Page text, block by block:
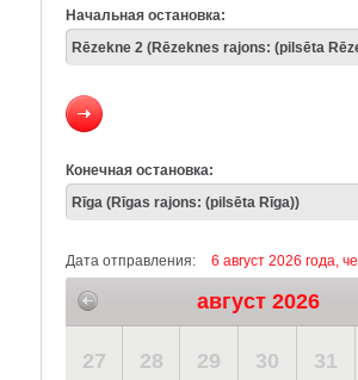
Начальная остановка:
Конечная остановка:
Дата отправления: 6 август 2026 года,
август 2026
27 28 29 30 31